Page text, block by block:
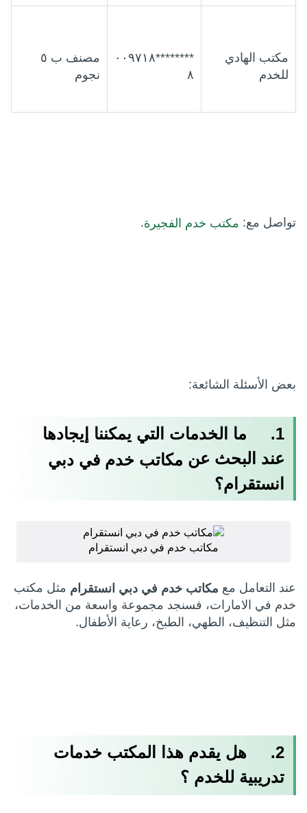
مكتب الهادي
للخدم
********٠٠٩٧١٨
٨
مصنف ب ٥
نجوم
تواصل مع: مكتب خدم الفجيرة.
بعض الأسئلة الشائعة:
1. ما الخدمات التي يمكننا إيجادها
عند البحث عن مكاتب خدم في دبي
انستقرام؟
مكاتب خدم في دبي انستقرام
عند التعامل مع مكاتب خدم في دبي انستقرام مثل مكتب
خدم في الامارات، فسنجد مجموعة واسعة من الخدمات،
مثل التنظيف، الطهي، الطبخ، رعاية الأطفال.
2. هل يقدم هذا المكتب خدمات
تدريبية للخدم ؟